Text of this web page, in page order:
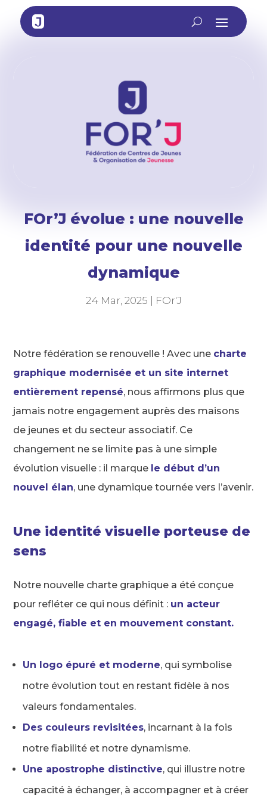
FOr’J évolue : une nouvelle
identité pour une nouvelle
dynamique
24 Mar, 2025 FOr'J
Notre fédération se renouvelle ! Avec une charte
graphique modernisée et un site internet
entièrement repensé, nous affirmons plus que
jamais notre engagement auprès des maisons
de jeunes et du secteur associatif. Ce
changement ne se limite pas à une simple
évolution visuelle : il marque le début d’un
nouvel élan, une dynamique tournée vers l’avenir.
Une identité visuelle porteuse de
sens
Notre nouvelle charte graphique a été conçue
pour refléter ce qui nous définit : un acteur
engagé, fiable et en mouvement constant.
Un logo épuré et moderne, qui symbolise
notre évolution tout en restant fidèle à nos
valeurs fondamentales.
Des couleurs revisitées, incarnant à la fois
notre fiabilité et notre dynamisme.
Une apostrophe distinctive, qui illustre notre
capacité à échanger, à accompagner et à créer